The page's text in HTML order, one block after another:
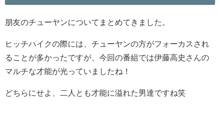
朋友のチューヤンについてまとめてきました。
ヒッチハイクの際には、チューヤンの方がフォーカスされ
ることが多かったですが、今回の番組では伊藤高史さんの
マルチな才能が光っていましたね！
どちらにせよ、二人とも才能に溢れた男達ですね笑